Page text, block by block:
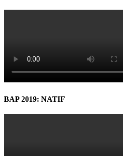
BAP 2019: NATIF